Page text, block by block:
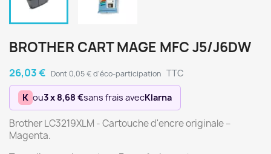
BROTHER CART MAGE MFC J5/J6DW
26,03 € Dont 0,05 € d'éco-participation TTC
K ou3 x 8,68 €sans frais avecKlarna
Brother LC3219XLM - Cartouche d'encre originale –
Magenta.